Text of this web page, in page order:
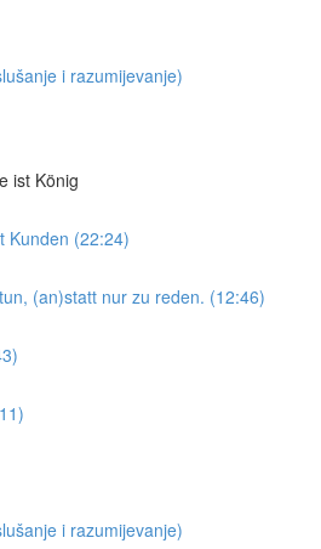
i razumijevanje)
ist König
Kunden (22:24)
(an)statt nur zu reden. (12:46)
i razumijevanje)